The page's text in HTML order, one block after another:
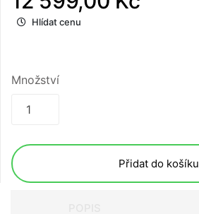
Hlídat cenu
Množství
Přidat do košíku